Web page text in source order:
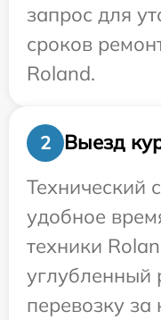
запрос для
сроков
Roland.
2
Выезд
Технический
удобное
техники
углубленный
перевозку